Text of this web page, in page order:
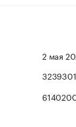
2 мая